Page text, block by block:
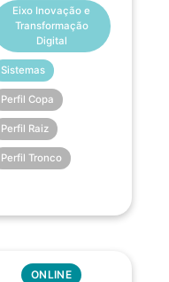
Eixo Inovação e
Transformação
Digital
Sistemas
Perfil Copa
Perfil Raiz
Perfil Tronco
ONLINE